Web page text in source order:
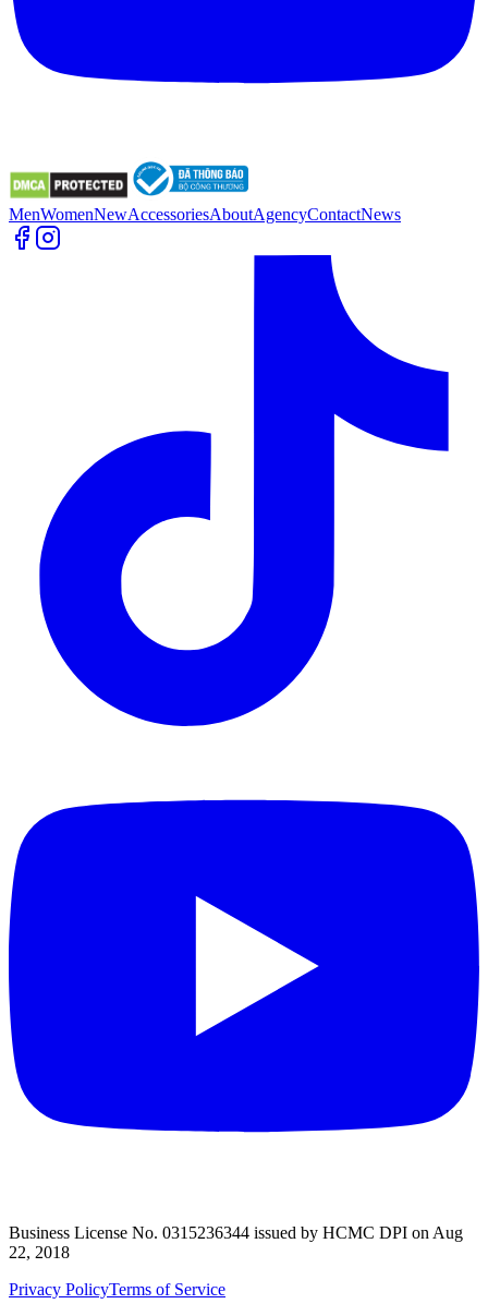
MenWomenNewAccessoriesAboutAgencyContactNews
Business License No. 0315236344 issued by HCMC DPI on Aug
22, 2018
Privacy PolicyTerms of Service